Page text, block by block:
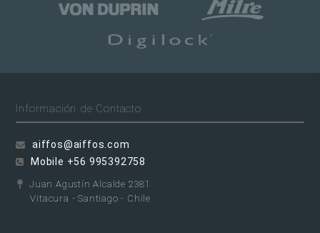
Información de Contacto
aiffos@aiffos.com
Mobile +56 995392758
Juan Agustín Alcalde 2381
Vitacura - Santiago - Chile